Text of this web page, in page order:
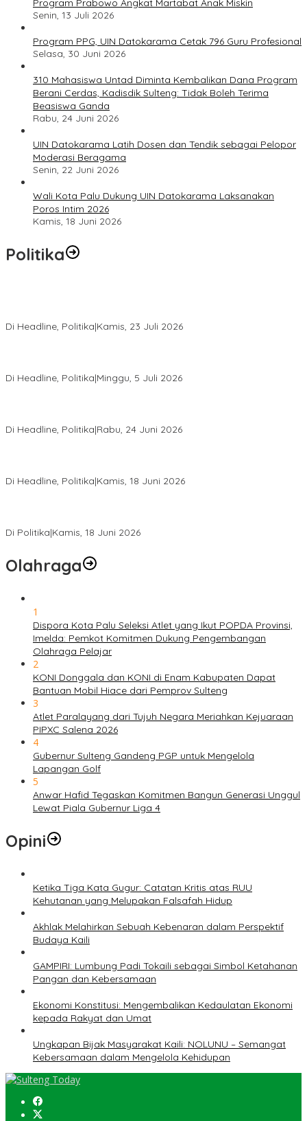
Program Prabowo Angkat Martabat Anak Miskin
Senin, 13 Juli 2026
Program PPG, UIN Datokarama Cetak 796 Guru Profesional
Selasa, 30 Juni 2026
310 Mahasiswa Untad Diminta Kembalikan Dana Program
Berani Cerdas, Kadisdik Sulteng: Tidak Boleh Terima
Beasiswa Ganda
Rabu, 24 Juni 2026
UIN Datokarama Latih Dosen dan Tendik sebagai Pelopor
Moderasi Beragama
Senin, 22 Juni 2026
Wali Kota Palu Dukung UIN Datokarama Laksanakan
Poros Intim 2026
Kamis, 18 Juni 2026
Politika
Di Headline, Politika|Kamis, 23 Juli 2026
Di Headline, Politika|Minggu, 5 Juli 2026
Di Headline, Politika|Rabu, 24 Juni 2026
Di Headline, Politika|Kamis, 18 Juni 2026
Di Politika|Kamis, 18 Juni 2026
Olahraga
1
Dispora Kota Palu Seleksi Atlet yang Ikut POPDA Provinsi,
Imelda: Pemkot Komitmen Dukung Pengembangan
Olahraga Pelajar
2
KONI Donggala dan KONI di Enam Kabupaten Dapat
Bantuan Mobil Hiace dari Pemprov Sulteng
3
Atlet Paralayang dari Tujuh Negara Meriahkan Kejuaraan
PIPXC Salena 2026
4
Gubernur Sulteng Gandeng PGP untuk Mengelola
Lapangan Golf
5
Anwar Hafid Tegaskan Komitmen Bangun Generasi Unggul
Lewat Piala Gubernur Liga 4
Opini
Ketika Tiga Kata Gugur: Catatan Kritis atas RUU
Kehutanan yang Melupakan Falsafah Hidup
Akhlak Melahirkan Sebuah Kebenaran dalam Perspektif
Budaya Kaili
GAMPIRI: Lumbung Padi Tokaili sebagai Simbol Ketahanan
Pangan dan Kebersamaan
Ekonomi Konstitusi: Mengembalikan Kedaulatan Ekonomi
kepada Rakyat dan Umat
Ungkapan Bijak Masyarakat Kaili: NOLUNU – Semangat
Kebersamaan dalam Mengelola Kehidupan